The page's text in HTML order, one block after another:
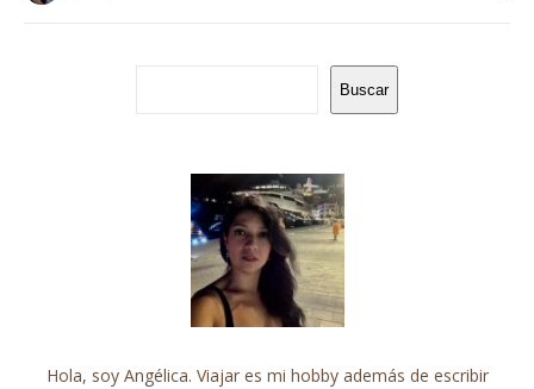
Buscar
Hola, soy Angélica. Viajar es mi hobby además de escribir